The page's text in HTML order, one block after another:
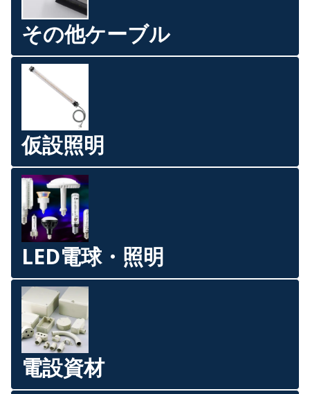
その他ケーブル
仮設照明
LED電球・照明
電設資材